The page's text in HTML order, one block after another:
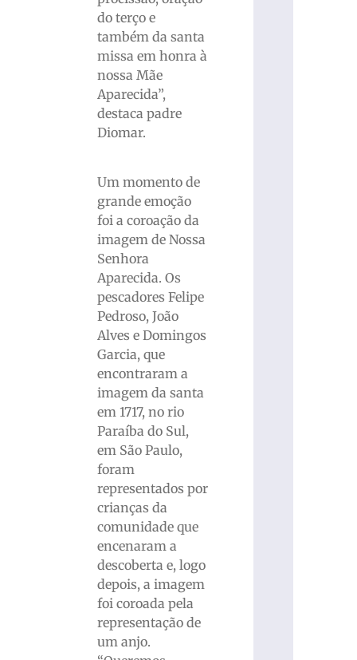
do terço e
também da santa
missa em honra à
nossa Mãe
Aparecida”,
destaca padre
Diomar.
Um momento de
grande emoção
foi a coroação da
imagem de Nossa
Senhora
Aparecida. Os
pescadores Felipe
Pedroso, João
Alves e Domingos
Garcia, que
encontraram a
imagem da santa
em 1717, no rio
Paraíba do Sul,
em São Paulo,
foram
representados por
crianças da
comunidade que
encenaram a
descoberta e, logo
depois, a imagem
foi coroada pela
representação de
um anjo.